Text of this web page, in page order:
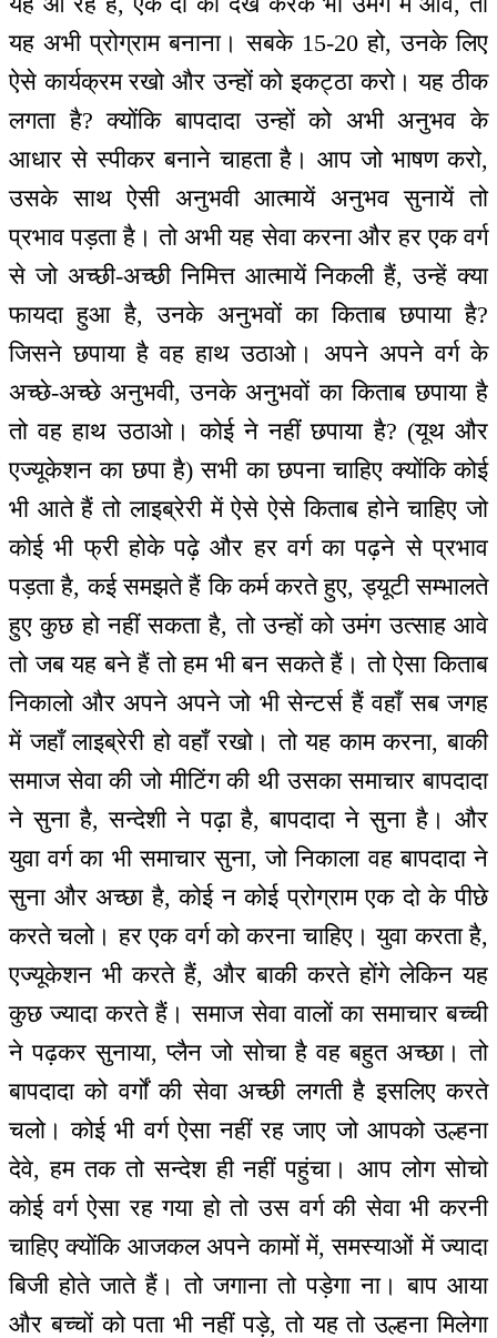
यह अभी प्रोग्राम बनाना। सबके 15-20 हो, उनके लिए
ऐसे कार्यक्रम रखो और उन्हों को इकट्ठा करो। यह ठीक
लगता है? क्योंकि बापदादा उन्हों को अभी अनुभव के
आधार से स्पीकर बनाने चाहता है। आप जो भाषण करो,
उसके साथ ऐसी अनुभवी आत्मायें अनुभव सुनायें तो
प्रभाव पड़ता है। तो अभी यह सेवा करना और हर एक वर्ग
से जो अच्छी-अच्छी निमित्त आत्मायें निकली हैं, उन्हें क्या
फायदा हुआ है, उनके अनुभवों का किताब छपाया है?
जिसने छपाया है वह हाथ उठाओ। अपने अपने वर्ग के
अच्छे-अच्छे अनुभवी, उनके अनुभवों का किताब छपाया है
तो वह हाथ उठाओ। कोई ने नहीं छपाया है? (यूथ और
एज्यूकेशन का छपा है) सभी का छपना चाहिए क्योंकि कोई
भी आते हैं तो लाइब्रेरी में ऐसे ऐसे किताब होने चाहिए जो
कोई भी फ्री होके पढ़े और हर वर्ग का पढ़ने से प्रभाव
पड़ता है, कई समझते हैं कि कर्म करते हुए, ड्यूटी सम्भालते
हुए कुछ हो नहीं सकता है, तो उन्हों को उमंग उत्साह आवे
तो जब यह बने हैं तो हम भी बन सकते हैं। तो ऐसा किताब
निकालो और अपने अपने जो भी सेन्टर्स हैं वहाँ सब जगह
में जहाँ लाइब्रेरी हो वहाँ रखो। तो यह काम करना, बाकी
समाज सेवा की जो मीटिंग की थी उसका समाचार बापदादा
ने सुना है, सन्देशी ने पढ़ा है, बापदादा ने सुना है। और
युवा वर्ग का भी समाचार सुना, जो निकाला वह बापदादा ने
सुना और अच्छा है, कोई न कोई प्रोग्राम एक दो के पीछे
करते चलो। हर एक वर्ग को करना चाहिए। युवा करता है,
एज्यूकेशन भी करते हैं, और बाकी करते होंगे लेकिन यह
कुछ ज्यादा करते हैं। समाज सेवा वालों का समाचार बच्ची
ने पढ़कर सुनाया, प्लैन जो सोचा है वह बहुत अच्छा। तो
बापदादा को वर्गों की सेवा अच्छी लगती है इसलिए करते
चलो। कोई भी वर्ग ऐसा नहीं रह जाए जो आपको उल्हना
देवे, हम तक तो सन्देश ही नहीं पहुंचा। आप लोग सोचो
कोई वर्ग ऐसा रह गया हो तो उस वर्ग की सेवा भी करनी
चाहिए क्योंकि आजकल अपने कामों में, समस्याओं में ज्यादा
बिजी होते जाते हैं। तो जगाना तो पड़ेगा ना। बाप आया
और बच्चों को पता भी नहीं पड़े, तो यह तो उल्हना मिलेगा